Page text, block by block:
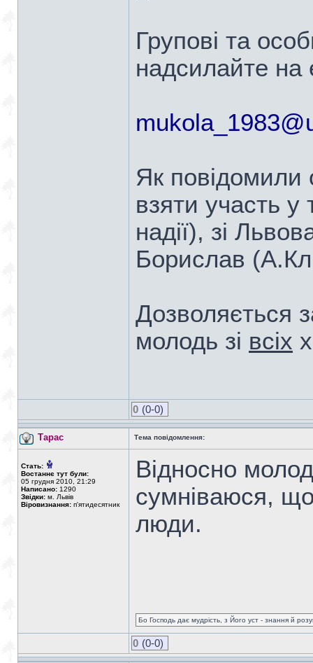
Групові та
надсилайте на
Як повідомили
взяти участь у
надії), зі
Борислав
Дозволяється
молодь зі всіх
0 (0-0)
Тарас Тема повідомлення:
Стать:
Востаннє тут були:
05 грудня 2010, 21:29
Написано: 1290
Звідки: м. Львів
Віровизнання: п'ятидесятник
Відносно
сумніваюся,
люди.
Бо Господь дає мудрість, з Його уст - знання й
0 (0-0)